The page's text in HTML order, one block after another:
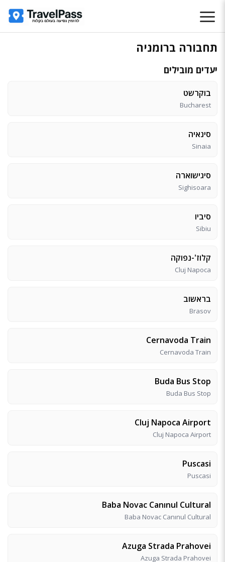
תחבורה ברומניה
יעדים מובילים
בוקרשט
Bucharest
סינאיה
Sinaia
סיגישוארה
Sighisoara
סיביו
Sibiu
קלוז'-נפוקה
Cluj Napoca
בראשוב
Brasov
Cernavoda Train
Cernavoda Train
Buda Bus Stop
Buda Bus Stop
Cluj Napoca Airport
Cluj Napoca Airport
Puscasi
Puscasi
Baba Novac Canınul Cultural
Baba Novac Canınul Cultural
Azuga Strada Prahovei
Azuga Strada Prahovei